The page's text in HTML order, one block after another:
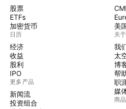
股票
ETFs
加密货币
日历
经济
收益
股利
IPO
更多产品
新闻流
投资组合
美
关
我
太
博
帮
职
媒
商品